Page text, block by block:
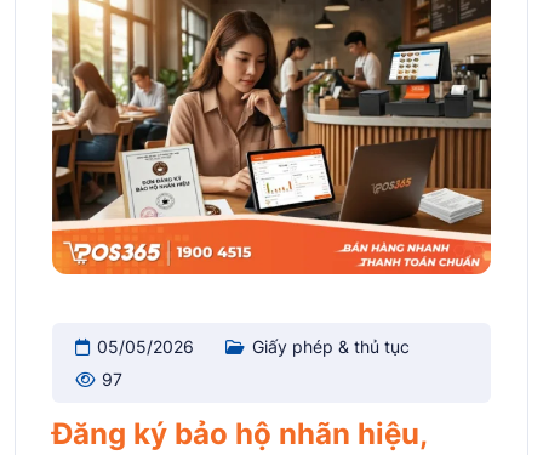
05/05/2026
Giấy phép & thủ tục
97
Đăng ký bảo hộ nhãn hiệu,